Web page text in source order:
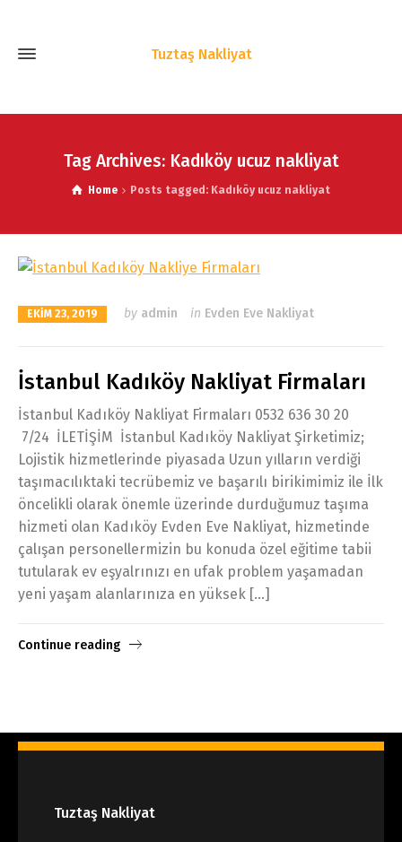
Tuztaş Nakliyat
Tag Archives: Kadıköy ucuz nakliyat
Home Posts tagged: Kadıköy ucuz nakliyat
EKIM 23, 2019 by admin in Evden Eve Nakliyat
İstanbul Kadıköy Nakliyat Firmaları
İstanbul Kadıköy Nakliyat Firmaları 0532 636 30 20
7/24 İLETİŞİM İstanbul Kadıköy Nakliyat Şirketimiz;
Lojistik hizmetlerinde piyasada Uzun yılların verdiği
taşımacılıktaki tecrübemiz ve başarılı birikimimiz ile İlk
öncelikli olarak önemle üzerinde durduğumuz taşıma
hizmeti olan Kadıköy Evden Eve Nakliyat, hizmetinde
çalışan personellermizin bu konuda özel eğitime tabii
tutularak ev eşyalrınızı en ufak problem yaşamadan
yeni yaşam alanlarınıza en yüksek […]
Continue reading
Tuztaş Nakliyat